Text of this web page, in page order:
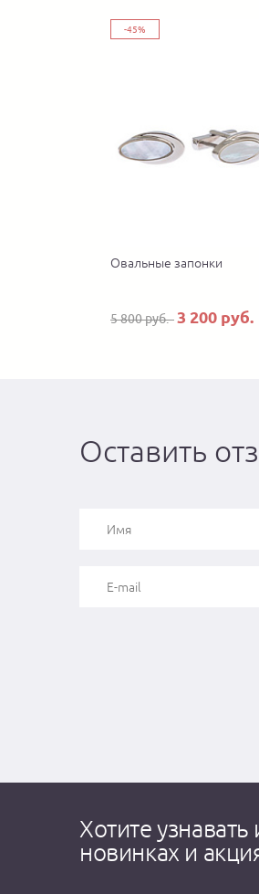
-45%
Овальные запонки
5 800 руб.3 200 руб.
Оставить
Хотите
новинках и